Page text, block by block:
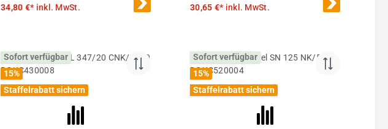
34,80 €* inkl. MwSt. 30,65 €* inkl. MwSt.
Sofort verfügbar
15%
Staffelrabatt sichern
Sofort verfügbar
15%
Staffelrabatt sichern